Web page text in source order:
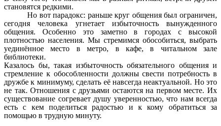
становятся редкими.
Но вот парадокс: раньше круг общения был ограничен,
сегодня человека угнетает избыточность вынужденного
общения. Особенно это заметно в городах с высокой
плотностью населения. Мы стремимся обособиться, выбрать
уединённое место в метро, в кафе, в читальном зале
библиотеки.
Казалось бы, такая избыточность обязательного общения и
стремление к обособленности должны свести потребность в
дружбе к минимуму, сделать её навсегда неактуальной. Но это
не так. Отношения с друзьями остаются на первом месте. Их
существование согревает душу уверенностью, что нам всегда
есть с кем поделиться радостью и к кому обратиться за
помощью в трудную минуту.